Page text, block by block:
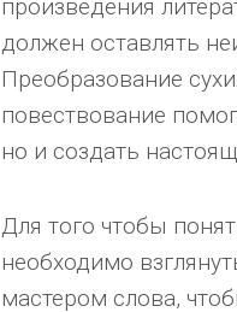
произведения
должен оставлять
Преобразование
повествование
но и создать
Для того чтобы
необходимо
мастером слова,